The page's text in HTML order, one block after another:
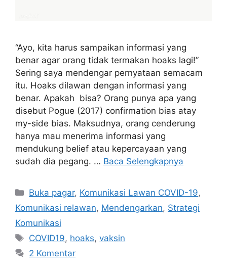
“Ayo, kita harus sampaikan informasi yang
benar agar orang tidak termakan hoaks lagi!”
Sering saya mendengar pernyataan semacam
itu. Hoaks dilawan dengan informasi yang
benar. Apakah bisa? Orang punya apa yang
disebut Pogue (2017) confirmation bias atay
my-side bias. Maksudnya, orang cenderung
hanya mau menerima informasi yang
mendukung belief atau kepercayaan yang
sudah dia pegang. … Baca Selengkapnya
Kategori
Buka pagar, Komunikasi Lawan COVID-19,
Komunikasi relawan, Mendengarkan, Strategi
Komunikasi
Tag
COVID19, hoaks,vaksin
2 Komentar